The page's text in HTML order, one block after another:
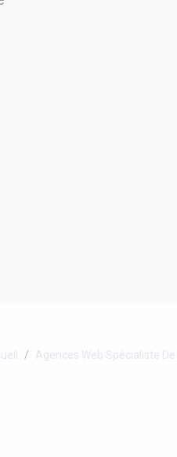
Agences Web Spécialiste